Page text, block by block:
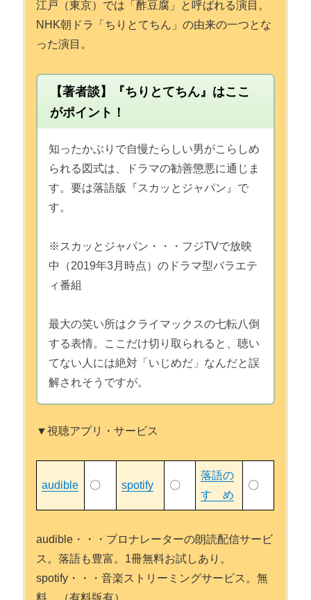
江戸（東京）では「酢豆腐」と呼ばれる演目。
NHK朝ドラ「ちりとてちん」の由来の一つとな
った演目。
【著者談】『ちりとてちん』はここ
がポイント！
知ったかぶりで自慢たらしい男がこらしめ
られる図式は、ドラマの勧善懲悪に通じま
す。要は落語版『スカッとジャパン』で
す。
※スカッとジャパン・・・フジTVで放映
中（2019年3月時点）のドラマ型バラエテ
ィ番組
最大の笑い所はクライマックスの七転八倒
する表情。ここだけ切り取られると、聴い
てない人には絶対「いじめだ」なんだと誤
解されそうですが。
▼視聴アプリ・サービス
audible 〇 spotify 〇
落語の
すゝめ
〇
audible・・・プロナレーターの朗読配信サービ
ス。落語も豊富。1冊無料お試しあり。
spotify・・・音楽ストリーミングサービス。無